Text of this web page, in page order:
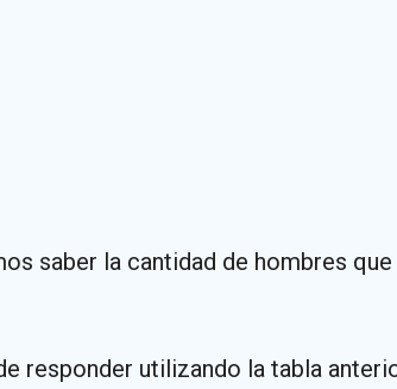
saber la cantidad de hombres
responder utilizando la tabla